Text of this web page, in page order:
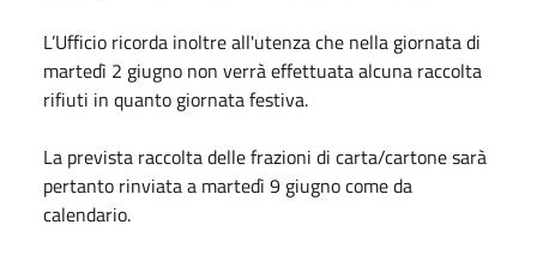
L’Ufficio ricorda inoltre all'utenza che nella giornata di
martedì 2 giugno non verrà effettuata alcuna raccolta
rifiuti in quanto giornata festiva.
La prevista raccolta delle frazioni di carta/cartone sarà
pertanto rinviata a martedì 9 giugno come da
calendario.